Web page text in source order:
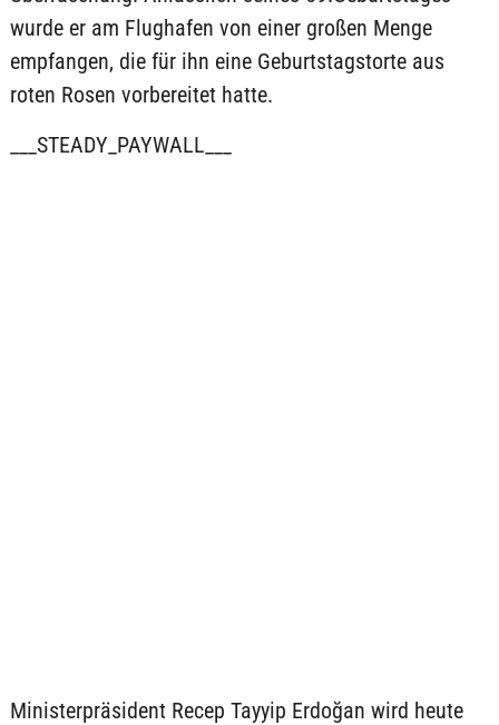
wurde er am Flughafen von einer großen Menge
empfangen, die für ihn eine Geburtstagstorte aus
roten Rosen vorbereitet hatte.
___STEADY_PAYWALL___
Ministerpräsident Recep Tayyip Erdoğan wird heute